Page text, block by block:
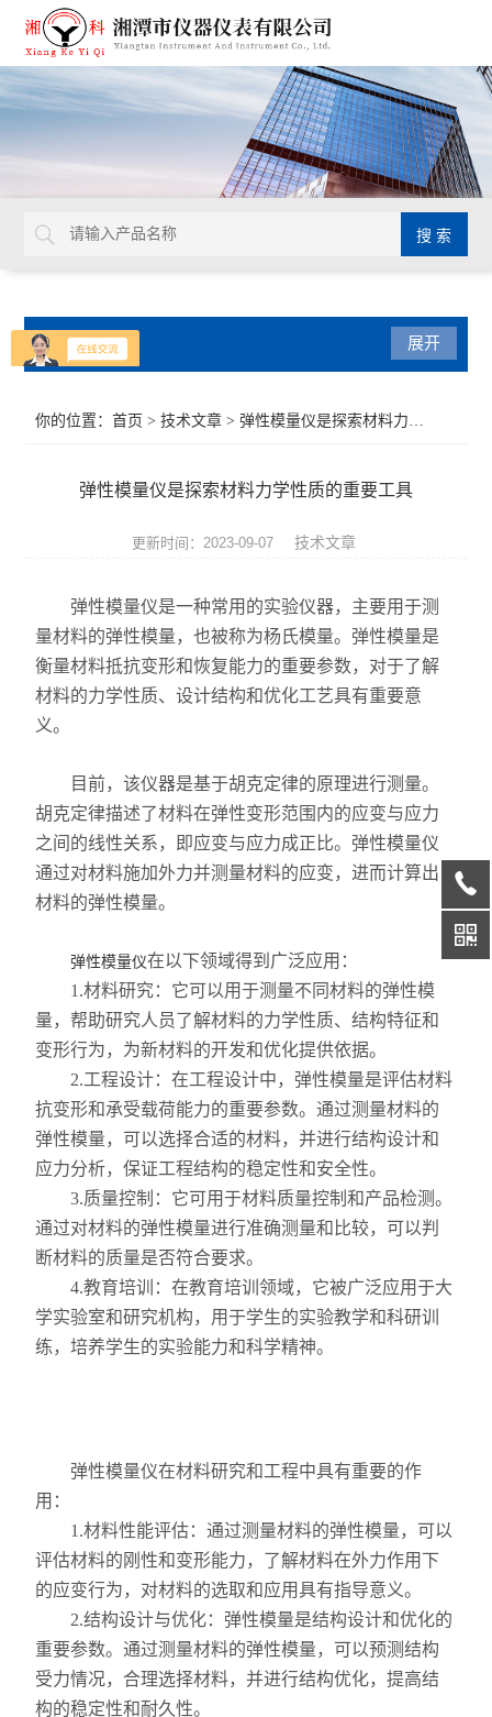
产品分类
元素分析仪
数显式抗折仪
陶瓷仪器设备
多孔陶瓷工程陶瓷试验仪
耐火材料保温材料检测仪
石墨炭素检测仪
型砂型壳铸造仪器
实验电炉
实验室制样及研磨设备
混凝土、岩土检测仪
直读式透气性测定仪
展开
你的位置：首页 >技术文章 > 弹性模量仪是探索材料力学性质的重要工具
弹性模量仪是探索材料力学性质的重要工具
更新时间：2023-09-07 技术文章
弹性模量仪是一种常用的实验仪器，主要用于测
量材料的弹性模量，也被称为杨氏模量。弹性模量是
衡量材料抵抗变形和恢复能力的重要参数，对于了解
材料的力学性质、设计结构和优化工艺具有重要意
义。
目前，该仪器是基于胡克定律的原理进行测量。
胡克定律描述了材料在弹性变形范围内的应变与应力
之间的线性关系，即应变与应力成正比。弹性模量仪
通过对材料施加外力并测量材料的应变，进而计算出
材料的弹性模量。
弹性模量仪在以下领域得到广泛应用：
1.材料研究：它可以用于测量不同材料的弹性模
量，帮助研究人员了解材料的力学性质、结构特征和
变形行为，为新材料的开发和优化提供依据。
2.工程设计：在工程设计中，弹性模量是评估材料
抗变形和承受载荷能力的重要参数。通过测量材料的
弹性模量，可以选择合适的材料，并进行结构设计和
应力分析，保证工程结构的稳定性和安全性。
3.质量控制：它可用于材料质量控制和产品检测。
通过对材料的弹性模量进行准确测量和比较，可以判
断材料的质量是否符合要求。
4.教育培训：在教育培训领域，它被广泛应用于大
学实验室和研究机构，用于学生的实验教学和科研训
练，培养学生的实验能力和科学精神。
弹性模量仪在材料研究和工程中具有重要的作
用：
1.材料性能评估：通过测量材料的弹性模量，可以
评估材料的刚性和变形能力，了解材料在外力作用下
的应变行为，对材料的选取和应用具有指导意义。
2.结构设计与优化：弹性模量是结构设计和优化的
重要参数。通过测量材料的弹性模量，可以预测结构
受力情况，合理选择材料，并进行结构优化，提高结
构的稳定性和耐久性。